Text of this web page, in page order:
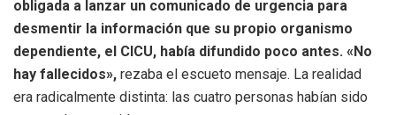
obligada a lanzar un comunicado de urgencia para
desmentir la información que su propio organismo
dependiente, el CICU, había difundido poco antes. «No
hay fallecidos», rezaba el escueto mensaje. La realidad
era radicalmente distinta: las cuatro personas habían sido